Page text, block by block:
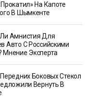
На Капоте
В Шымкенте
Амнистия Для
Авто С Российскими
Мнение Эксперта
Боковых Стекол
Вернуть В